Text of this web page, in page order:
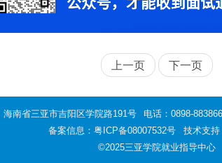
上一页 下一页
海南省三亚市吉阳区学院路191号 电话：0898-
备案信息：粤ICP备08007532号
技术支
©2025三亚学院就业指导中心